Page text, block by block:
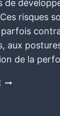
de
risques
aux
de la